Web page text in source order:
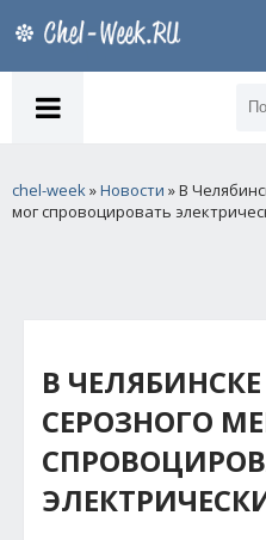
chel-week»Новости » В
мог спровоцировать
В
СЕРОЗНОГО